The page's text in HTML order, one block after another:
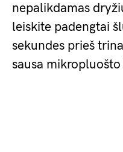
nepalikdamas
leiskite padengtai
sekundes prieš
sausa